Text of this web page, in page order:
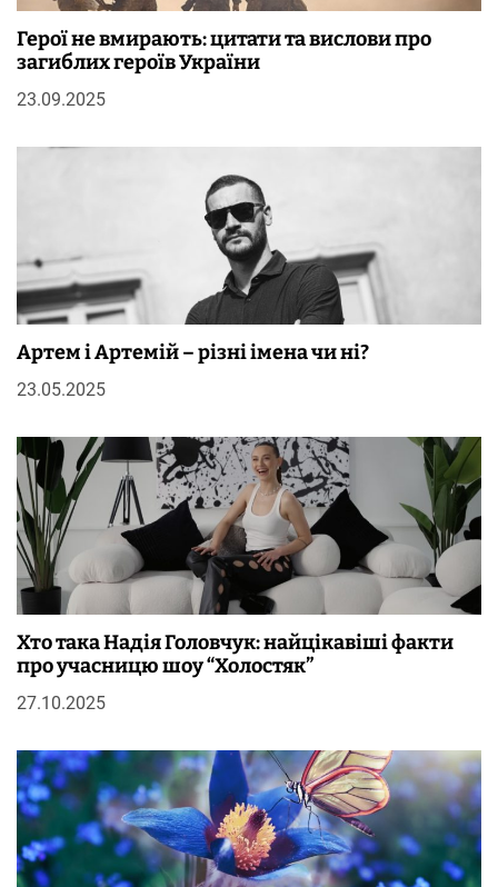
Герої не вмирають: цитати та вислови про
загиблих героїв України
23.09.2025
Артем і Артемій – різні імена чи ні?
23.05.2025
Хто така Надія Головчук: найцікавіші факти
про учасницю шоу “Холостяк”
27.10.2025